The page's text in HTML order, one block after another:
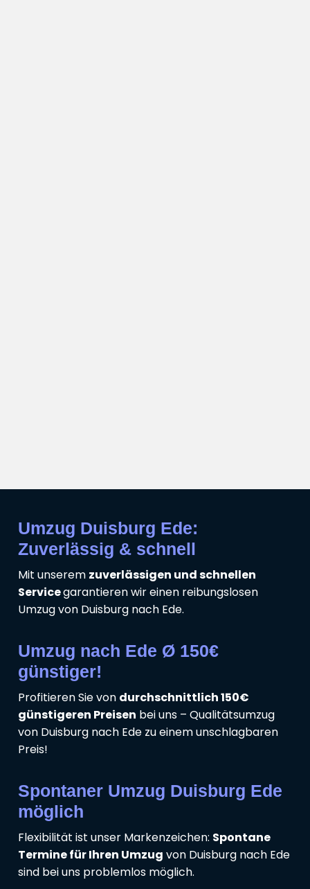
Umzug Duisburg Ede:
Zuverlässig & schnell
Mit unserem zuverlässigen und schnellen
Servicegarantieren wir einen reibungslosen
Umzug von Duisburg nach Ede.
Umzug nach Ede Ø 150€
günstiger!
Profitieren Sie von durchschnittlich 150€
günstigeren Preisen bei uns – Qualitätsumzug
von Duisburg nach Ede zu einem unschlagbaren
Preis!
Spontaner Umzug Duisburg Ede
möglich
Flexibilität ist unser Markenzeichen: Spontane
Termine für Ihren Umzug von Duisburg nach Ede
sind bei uns problemlos möglich.